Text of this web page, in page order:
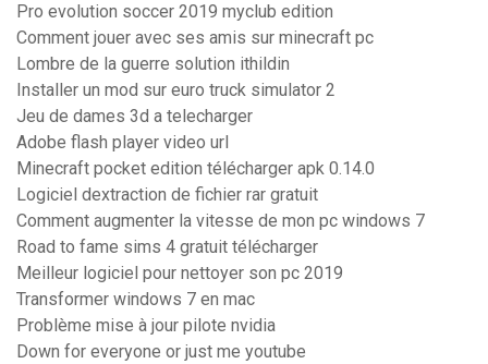
Pro evolution soccer 2019 myclub edition
Comment jouer avec ses amis sur minecraft pc
Lombre de la guerre solution ithildin
Installer un mod sur euro truck simulator 2
Jeu de dames 3d a telecharger
Adobe flash player video url
Minecraft pocket edition télécharger apk 0.14.0
Logiciel dextraction de fichier rar gratuit
Comment augmenter la vitesse de mon pc windows 7
Road to fame sims 4 gratuit télécharger
Meilleur logiciel pour nettoyer son pc 2019
Transformer windows 7 en mac
Problème mise à jour pilote nvidia
Down for everyone or just me youtube